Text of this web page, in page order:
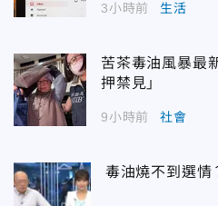
3小時前 生活
苦茶毒油風暴最
押禁見」
9小時前 社會
毒油燒不到選情